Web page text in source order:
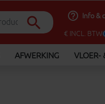
search help_outline Info &
€ INCL. BTW
AFWERKING VLOER-